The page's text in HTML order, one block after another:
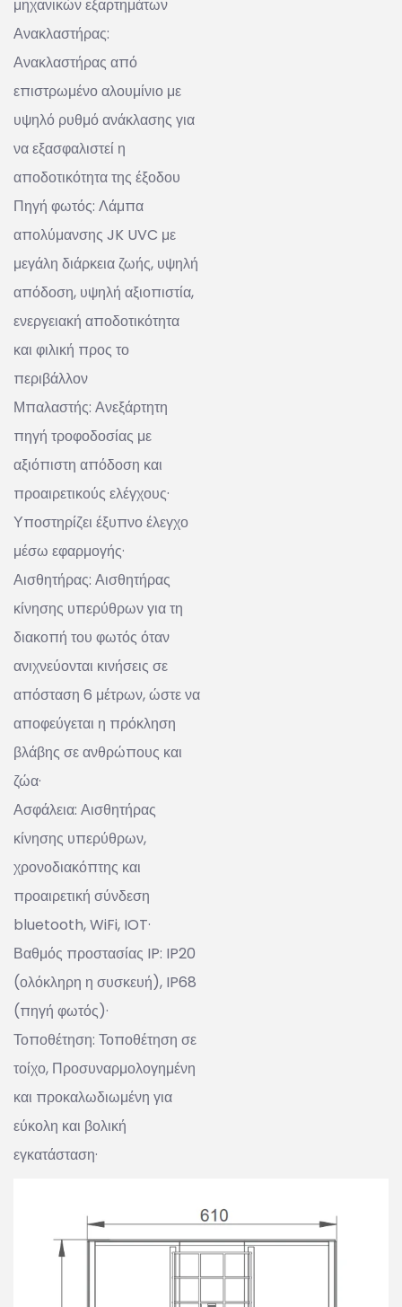
μηχανικών εξαρτημάτων
Ανακλαστήρας:
Ανακλαστήρας από
επιστρωμένο αλουμίνιο με
υψηλό ρυθμό ανάκλασης για
να εξασφαλιστεί η
αποδοτικότητα της έξοδου
Πηγή φωτός: Λάμπα
απολύμανσης JK UVC με
μεγάλη διάρκεια ζωής, υψηλή
απόδοση, υψηλή αξιοπιστία,
ενεργειακή αποδοτικότητα
και φιλική προς το
περιβάλλον
Μπαλαστής: Ανεξάρτητη
πηγή τροφοδοσίας με
αξιόπιστη απόδοση και
προαιρετικούς ελέγχους·
Υποστηρίζει έξυπνο έλεγχο
μέσω εφαρμογής·
Αισθητήρας: Αισθητήρας
κίνησης υπερύθρων για τη
διακοπή του φωτός όταν
ανιχνεύονται κινήσεις σε
απόσταση 6 μέτρων, ώστε να
αποφεύγεται η πρόκληση
βλάβης σε ανθρώπους και
ζώα·
Ασφάλεια: Αισθητήρας
κίνησης υπερύθρων,
χρονοδιακόπτης και
προαιρετική σύνδεση
bluetooth, WiFi, IOT·
Βαθμός προστασίας IP: IP20
(ολόκληρη η συσκευή), IP68
(πηγή φωτός)·
Τοποθέτηση: Τοποθέτηση σε
τοίχο, Προσυναρμολογημένη
και προκαλωδιωμένη για
εύκολη και βολική
εγκατάσταση·